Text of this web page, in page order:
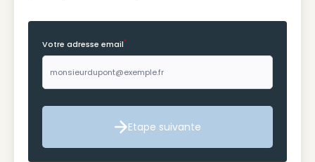
Votre adresse email*
Etape suivante
Etape suivante